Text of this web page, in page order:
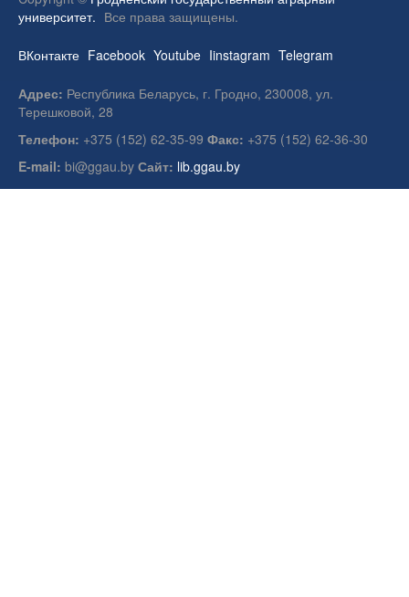
университет. Все права защищены.
ВКонтакте Facebook Youtube Iinstagram Telegram
Адрес: Республика Беларусь, г. Гродно, 230008, ул.
Терешковой, 28
Телефон: +375 (152) 62-35-99 Факс: +375 (152) 62-36-30
E-mail: bi@ggau.by Сайт: lib.ggau.by